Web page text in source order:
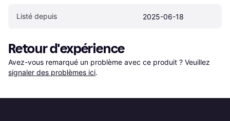
Listé depuis 2025-06-18
Retour d'expérience
Avez-vous remarqué un problème avec ce produit ? Veuillez
signaler des problèmes ici.